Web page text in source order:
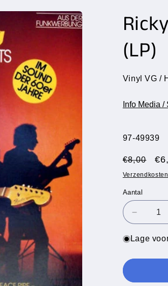
(LP)
Vinyl VG /
Info Media
SKU:
97-49939
Normale
prijs
€8,00
Verzendkosten
Aantal
Aantal
Aantal
voor
King
Electric
Lage